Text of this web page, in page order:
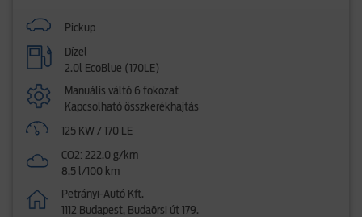
Pickup
Dízel
2.0l EcoBlue (170LE)
Manuális váltó 6 fokozat
Kapcsolható összkerékhajtás
125 KW / 170 LE
CO2: 222.0 g/km
8.5 l/100 km
Petrányi-Autó Kft.
1112 Budapest, Budaörsi út 179.